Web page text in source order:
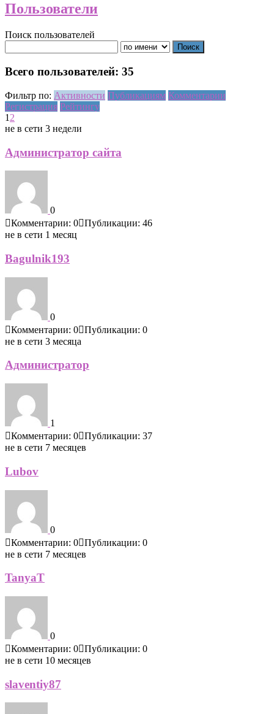
Пользователи
Поиск пользователей
Всего пользователей: 35
Фильтр по: Активности Публикациям Комментарии
Регистрация Рейтингу
1 2
не в сети 3 недели
Администратор сайта
0
Комментарии: 0 Публикации: 46
не в сети 1 месяц
Bagulnik193
0
Комментарии: 0 Публикации: 0
не в сети 3 месяца
Администратор
1
Комментарии: 0 Публикации: 37
не в сети 7 месяцев
Lubov
0
Комментарии: 0 Публикации: 0
не в сети 7 месяцев
TanyaT
0
Комментарии: 0 Публикации: 0
не в сети 10 месяцев
slaventiy87